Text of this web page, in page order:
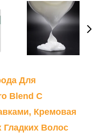
Для
Blend С
Кремовая
Гладких Волос